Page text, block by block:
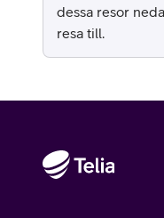
dessa resor
resa till.